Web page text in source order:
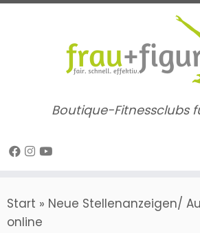
Zum
Boutique-Fitnessclubs
Start » Neue Stellenanzeigen/
online